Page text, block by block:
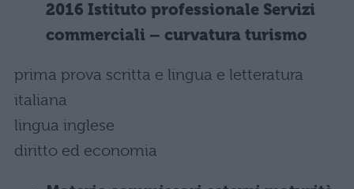
2016 Istituto professionale Servizi
commerciali – curvatura turismo
prima prova scritta e lingua e letteratura
italiana
lingua inglese
diritto ed economia